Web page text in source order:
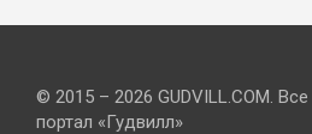
© 2015 – 2026 GUDVILL.COM.
портал «Гудвилл»